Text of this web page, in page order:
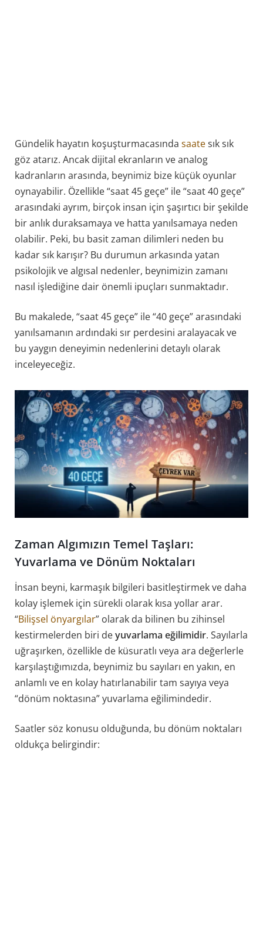
Gündelik hayatın koşuşturmacasında saatesık sık
göz atarız. Ancak dijital ekranların ve analog
kadranların arasında, beynimiz bize küçük oyunlar
oynayabilir. Özellikle “saat 45 geçe” ile “saat 40 geçe”
arasındaki ayrım, birçok insan için şaşırtıcı bir şekilde
bir anlık duraksamaya ve hatta yanılsamaya neden
olabilir. Peki, bu basit zaman dilimleri neden bu
kadar sık karışır? Bu durumun arkasında yatan
psikolojik ve algısal nedenler, beynimizin zamanı
nasıl işlediğine dair önemli ipuçları sunmaktadır.
Bu makalede, “saat 45 geçe” ile “40 geçe” arasındaki
yanılsamanın ardındaki sır perdesini aralayacak ve
bu yaygın deneyimin nedenlerini detaylı olarak
inceleyeceğiz.
Zaman Algımızın Temel Taşları:
Yuvarlama ve Dönüm Noktaları
İnsan beyni, karmaşık bilgileri basitleştirmek ve daha
kolay işlemek için sürekli olarak kısa yollar arar.
“Bilişsel önyargılar” olarak da bilinen bu zihinsel
kestirmelerden biri deyuvarlama eğilimidir. Sayılarla
uğraşırken, özellikle de küsuratlı veya ara değerlerle
karşılaştığımızda, beynimiz bu sayıları en yakın, en
anlamlı ve en kolay hatırlanabilir tam sayıya veya
“dönüm noktasına” yuvarlama eğilimindedir.
Saatler söz konusu olduğunda, bu dönüm noktaları
oldukça belirgindir: